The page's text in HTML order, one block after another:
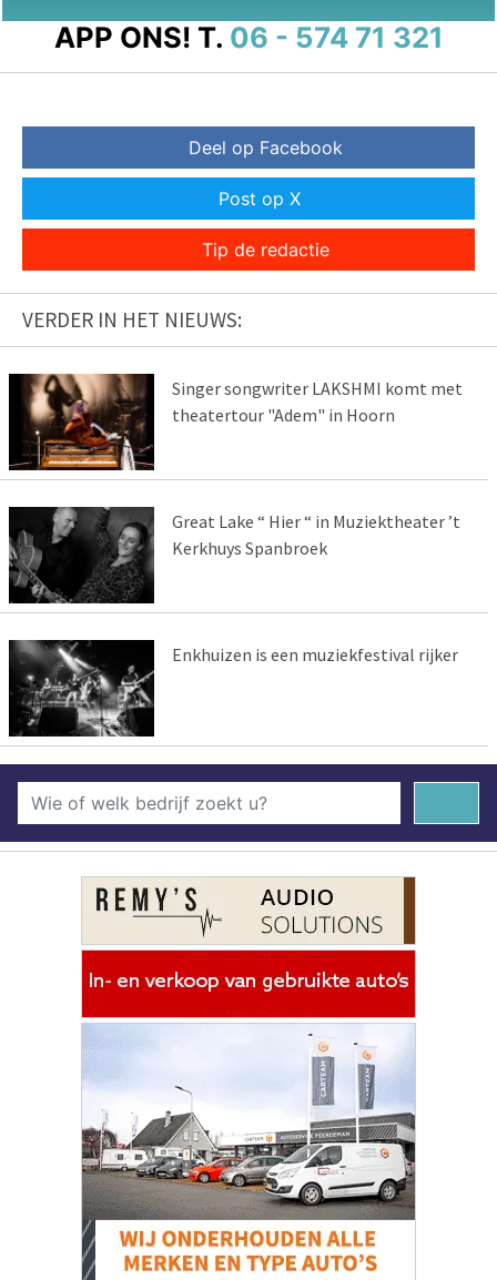
APP ONS! T. 06 - 574 71 321
Deel op Facebook
Post op X
Tip de redactie
VERDER IN HET NIEUWS:
Singer songwriter LAKSHMI komt met
theatertour "Adem" in Hoorn
Great Lake “ Hier “ in Muziektheater ’t
Kerkhuys Spanbroek
Enkhuizen is een muziekfestival rijker